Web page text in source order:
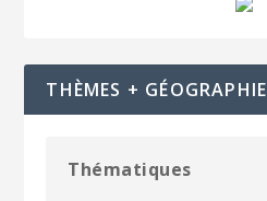
THÈMES + GÉOGRAPHIE
Thématiques